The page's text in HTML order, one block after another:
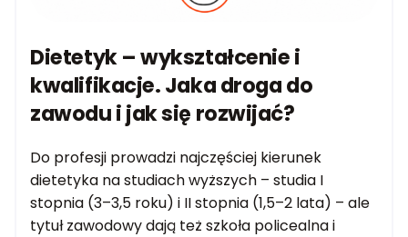
Dietetyk – wykształcenie i
kwalifikacje. Jaka droga do
zawodu i jak się rozwijać?
Do profesji prowadzi najczęściej kierunek
dietetyka na studiach wyższych – studia I
stopnia (3–3,5 roku) i II stopnia (1,5–2 lata) – ale
tytuł zawodowy dają też szkoła policealna i